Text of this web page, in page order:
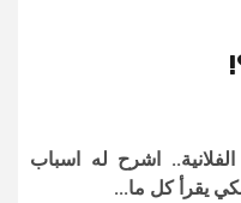
اشرح له اسباب
لكي يقرأ كل ما...